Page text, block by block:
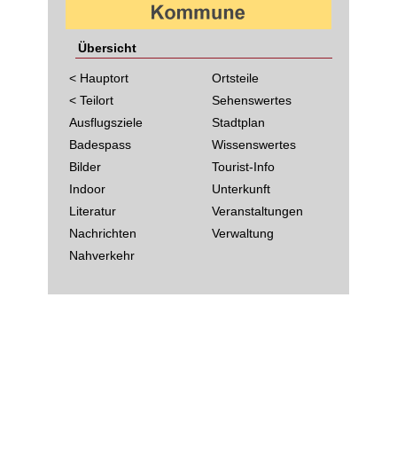
Übersicht
< Hauptort
< Teilort
Ausflugsziele
Badespass
Bilder
Indoor
Literatur
Nachrichten
Nahverkehr
Ortsteile
Sehenswertes
Stadtplan
Wissenswertes
Tourist-Info
Unterkunft
Veranstaltungen
Verwaltung